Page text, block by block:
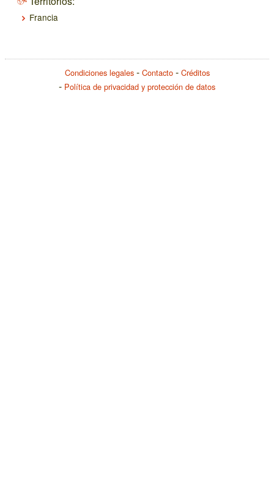
Francia
Condiciones legales Contacto
Créditos
Política de privacidad y protección de datos